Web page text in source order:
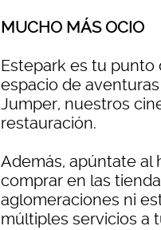
MUCHO MÁS OCIO
Estepark es tu
espacio de
Jumper, nuestros
restauración.
Además, apúntate al
comprar en las
aglomeraciones ni
múltiples servicios a